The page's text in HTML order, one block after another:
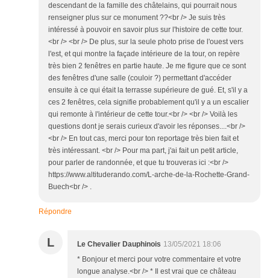
descendant de la famille des châtelains, qui pourrait nous
renseigner plus sur ce monument ??<br /> Je suis très
intéressé à pouvoir en savoir plus sur l'histoire de cette tour.
<br /> <br /> De plus, sur la seule photo prise de l'ouest vers
l'est, et qui montre la façade intérieure de la tour, on repère
très bien 2 fenêtres en partie haute. Je me figure que ce sont
des fenêtres d'une salle (couloir ?) permettant d'accéder
ensuite à ce qui était la terrasse supérieure de gué. Et, s'il y a
ces 2 fenêtres, cela signifie probablement qu'il y a un escalier
qui remonte à l'intérieur de cette tour.<br /> <br /> Voilà les
questions dont je serais curieux d'avoir les réponses....<br />
<br /> En tout cas, merci pour ton reportage très bien fait et
très intéressant. <br /> Pour ma part, j'ai fait un petit article,
pour parler de randonnée, et que tu trouveras ici :<br />
https://www.altituderando.com/L-arche-de-la-Rochette-Grand-
Buech<br /> .
Répondre
L Le Chevalier Dauphinois 13/05/2021 18:06
* Bonjour et merci pour votre commentaire et votre
longue analyse.<br /> * Il est vrai que ce château